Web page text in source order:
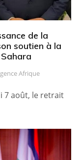
de la
soutien à la
Afrique
7 août, le retrait